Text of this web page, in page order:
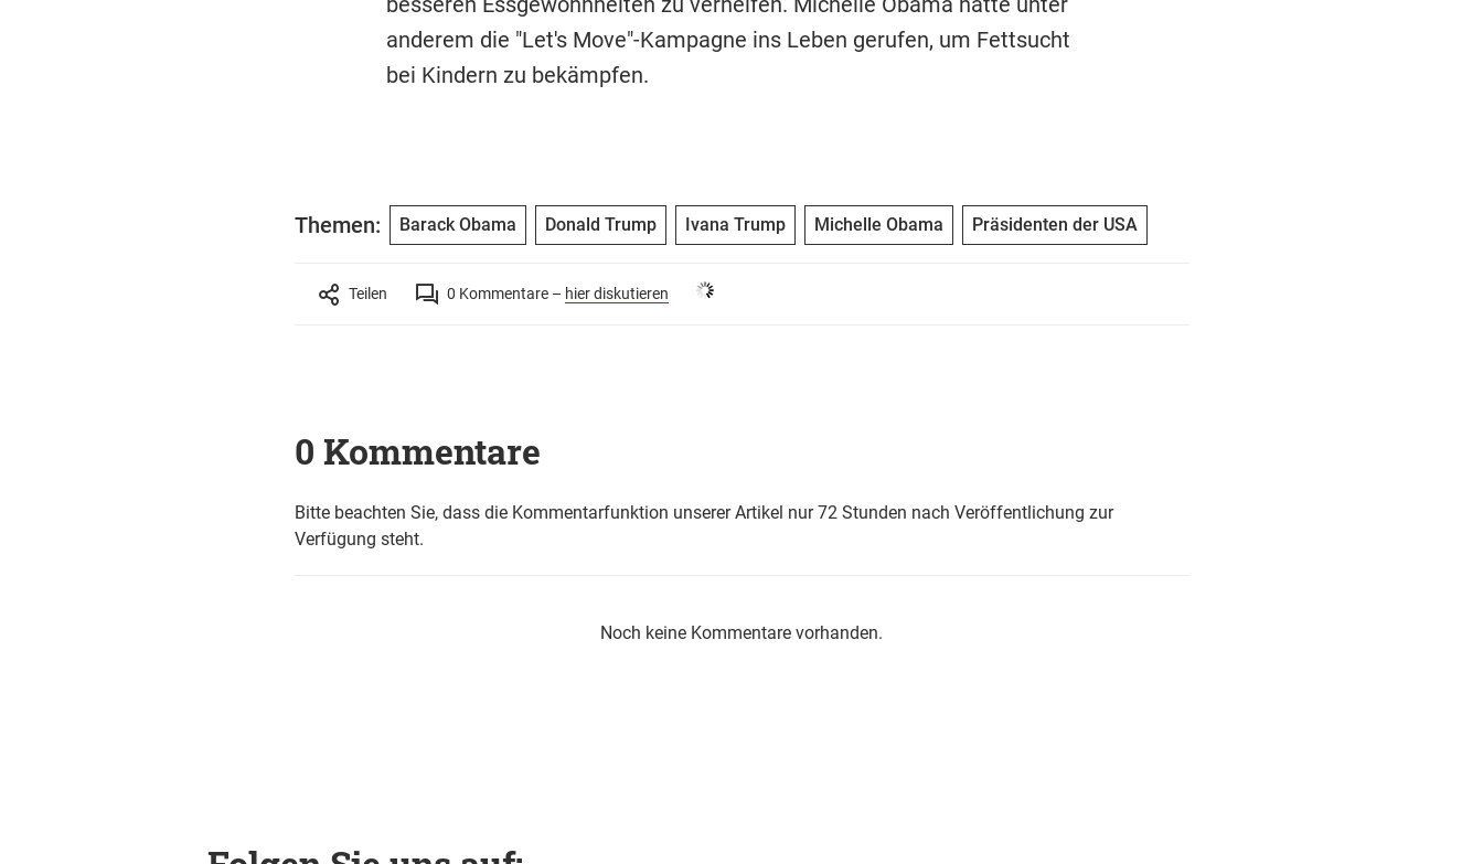
anderem die "Let's Move"-Kampagne ins Leben gerufen, um Fettsucht
bei Kindern zu bekämpfen.
Themen: Barack Obama Donald Trump Ivana Trump Michelle Obama Präsidenten der USA
Teilen 0 Kommentare – hier diskutieren
0 Kommentare
Bitte beachten Sie, dass die Kommentarfunktion unserer Artikel nur 72 Stunden nach Veröffentlichung zur
Verfügung steht.
Noch keine Kommentare vorhanden.